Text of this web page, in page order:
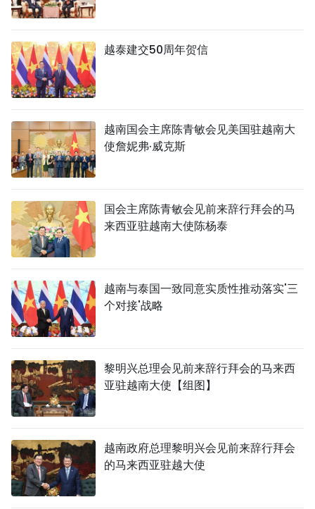
越泰建交50周年贺信
越南国会主席陈青敏会见美国驻越南大
使詹妮弗·威克斯
国会主席陈青敏会见前来辞行拜会的马
来西亚驻越南大使陈杨泰
越南与泰国一致同意实质性推动落实'三
个对接'战略
黎明兴总理会见前来辞行拜会的马来西
亚驻越南大使【组图】
越南政府总理黎明兴会见前来辞行拜会
的马来西亚驻越大使